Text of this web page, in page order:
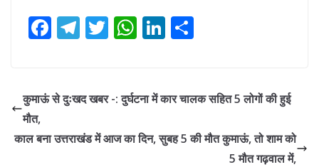
F
b
o
T
gr
m
T
er
W
s
p
Li
e
n
e
कुमाऊं से दुःखद खबर -: दुर्घटना में कार चालक सहित 5 लोगों की हुई
मौत,
काल बना उत्तराखंड में आज का दिन, सुबह 5 की मौत कुमाऊं, तो शाम को
5 मौत गढ़वाल में,